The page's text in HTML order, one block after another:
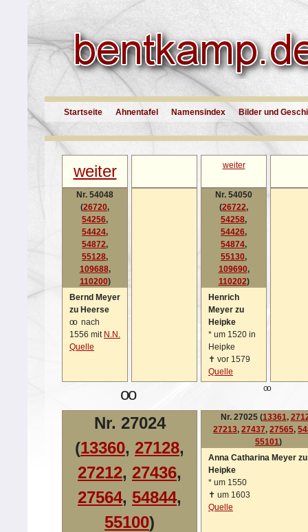
Startseite Ahnentafel Namensindex Bilder und
weiter weiter
Nr. 54048
(26720,
54256,
54424,
54872,
55128,
109688,
110200)
Bernd Meyer
zu Heerse
oo nach
1556 mit N.N.
Quelle
Nr. 54050
(26722,
54258,
54426,
54874,
55130,
109690,
110202)
Henrich
Meyer zu
Heipke
* um 1520 in
Heipke
✝ vor 1579
Quelle
oo oo
Nr. 27024
(13360, 27128,
27212, 27436,
27564, 54844,
55100)
Nr. 27025 (13361,
27213, 27437, 27565,
55101)
Anna Catharina Meyer zu
Heipke
* um 1550
✝ um 1603
Quelle